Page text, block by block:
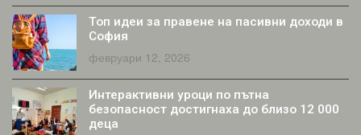
Топ идеи за правене на пасивни доходи в
София
февруари 12, 2026
Интерактивни уроци по пътна
безопасност достигнаха до близо 12 000
деца